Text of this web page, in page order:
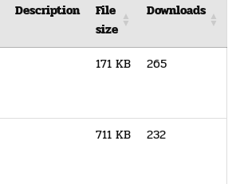
Description
File
size
Downloads
171 KB 265
711 KB 232